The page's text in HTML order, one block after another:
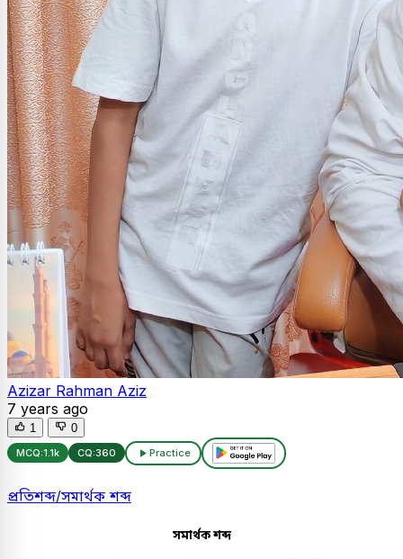
Azizar Rahman Aziz
7 years ago
1 0
MCQ:1.1k CQ:360 Practice
প্রতিশব্দ/সমার্থক শব্দ
সমার্থক শব্দ